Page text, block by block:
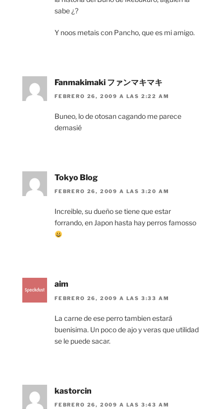
sabe ¿?
Y noos metais con Pancho, que es mi amigo.
Fanmakimaki ファンマキマキ
FEBRERO 26, 2009 A LAS 2:22 AM
Buneo, lo de otosan cagando me parece
demasié
Tokyo Blog
FEBRERO 26, 2009 A LAS 3:20 AM
Increible, su dueño se tiene que estar
forrando, en Japon hasta hay perros famosso
aim
FEBRERO 26, 2009 A LAS 3:33 AM
La carne de ese perro tambien estará
buenisima. Un poco de ajo y veras que utilidad
se le puede sacar.
kastorcin
FEBRERO 26, 2009 A LAS 3:43 AM